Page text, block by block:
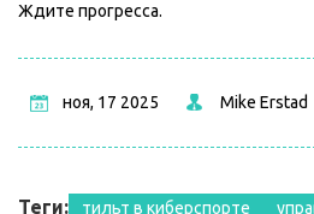
Ждите прогресса.
ноя, 17 2025 Mike Erstad
Теги: тильт в киберспорте